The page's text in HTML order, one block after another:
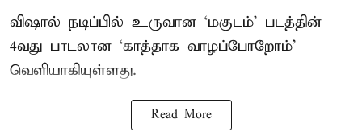
விஷால் நடிப்பில் உருவான ‘மகுடம்’ படத்தின்
4வது பாடலான ‘காத்தாக வாழப்போறோம்’
வெளியாகியுள்ளது.
Read More